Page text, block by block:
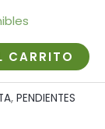
CARRITO
, PENDIENTES